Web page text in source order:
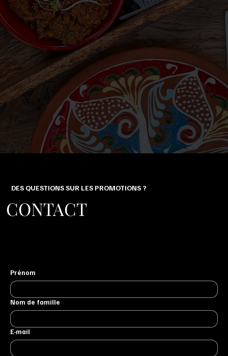
DES QUESTIONS SUR LES PROMOTIONS ?
CONTACT
Prénom
Nom de famille
E-mail